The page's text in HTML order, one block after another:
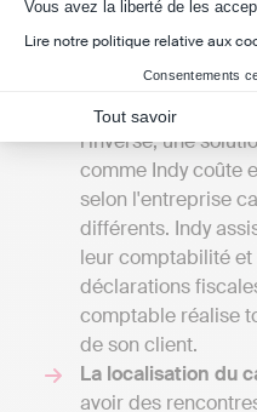
Vous avez la liberté de les
Lire notre politique relative aux
Consentements
Tout savoir
entreprise a besoin
élaborée, y
l'élaboration de
l'inverse, une
comme Indy coûte
selon l'entreprise
différents. Indy
leur comptabilité
déclarations
comptable réalise
de son client.
La localisation du
avoir des